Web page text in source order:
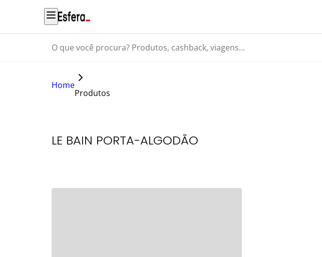
O que você procura? Produtos, cashback, viagens...
Home
Produtos
LE BAIN PORTA-ALGODÃO